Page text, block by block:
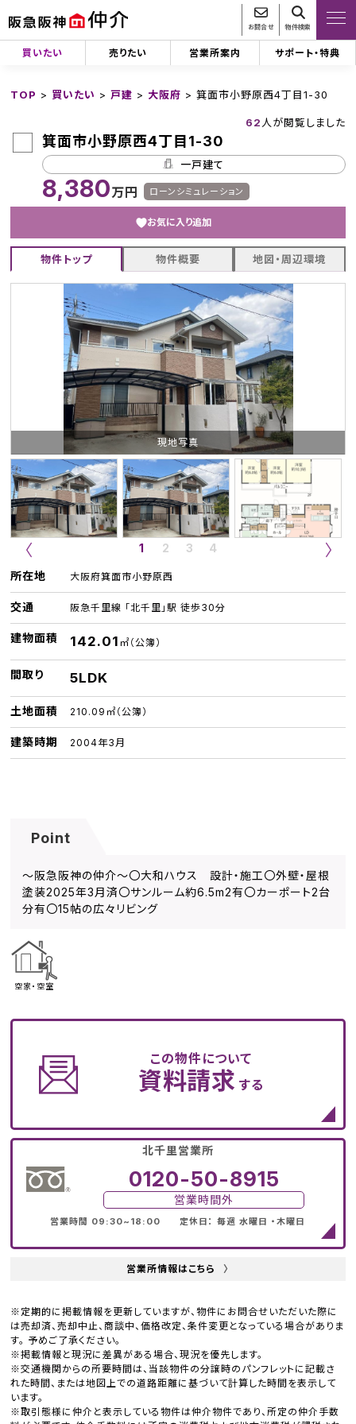
お問合せ 物件検索
買いたい 売りたい 営業所案内 サポート・特典
TOP > 買いたい >戸建 > 大阪府 >箕面市小野原西4丁目1-30
62 人が閲覧しました
箕面市小野原西4丁目1-30
一戸建て
8,380万円 ローンシミュレーション
お気に入り追加
物件トップ 物件概要 地図・周辺環境
現地写真
1 2 3 4
所在地 大阪府箕面市小野原西
交通 阪急千里線 「北千里」駅 徒歩30分
建物面積 142.01 ㎡（公簿）
間取り 5LDK
土地面積 210.09㎡（公簿）
建築時期 2004年3月
Point
～阪急阪神の仲介～〇大和ハウス 設計・施工〇外壁・屋根
塗装2025年3月済〇サンルーム約6.5m2有〇カーポート2台
分有〇15帖の広々リビング
空家・空室
この物件について
資料請求 する
北千里営業所
0120-50-8915
営業時間外
営業時間 09:30~18:00 定休日： 毎週 水曜日 ・木曜日
営業所情報はこちら 〉
※定期的に掲載情報を更新していますが、物件にお問合せいただいた際に
は売却済、売却中止、商談中、価格改定、条件変更となっている場合がありま
す。 予めご了承ください。
※掲載情報と現況に差異がある場合、現況を優先します。
※交通機関からの所要時間は、当該物件の分譲時のパンフレットに記載さ
れた時間、または地図上での道路距離に基づいて計算した時間を表示して
います。
※取引態様に仲介と表示している物件は仲介物件であり、所定の仲介手数